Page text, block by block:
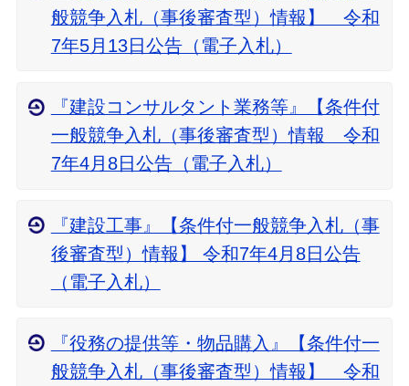
般競争入札（事後審査型）情報】 令和
7年5月13日公告（電子入札）
『建設コンサルタント業務等』【条件付
一般競争入札（事後審査型）情報 令和
7年4月8日公告（電子入札）
『建設工事』【条件付一般競争入札（事
後審査型）情報】 令和7年4月8日公告
（電子入札）
『役務の提供等・物品購入』【条件付一
般競争入札（事後審査型）情報】 令和